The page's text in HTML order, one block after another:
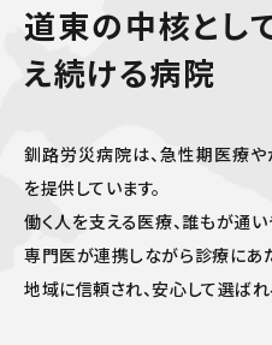
道東の中核とし
え続ける病院
釧路労災病院は、急性期医療
を提供しています。
働く人を支える医療、誰もが通
専門医が連携しながら診療にあた
地域に信頼され、安心して選ば